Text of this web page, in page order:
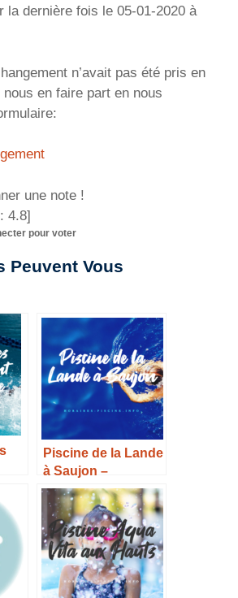
la dernière fois le 05-01-2020 à
n’avait pas été pris en
en faire part en nous
une note !
4.8]
pour voter
Peuvent Vous
Piscine de la Lande
à Saujon –
Horaires, Tarifs et
Infos –